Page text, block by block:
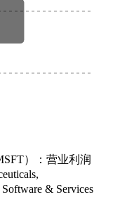
）：营业利润
& Services